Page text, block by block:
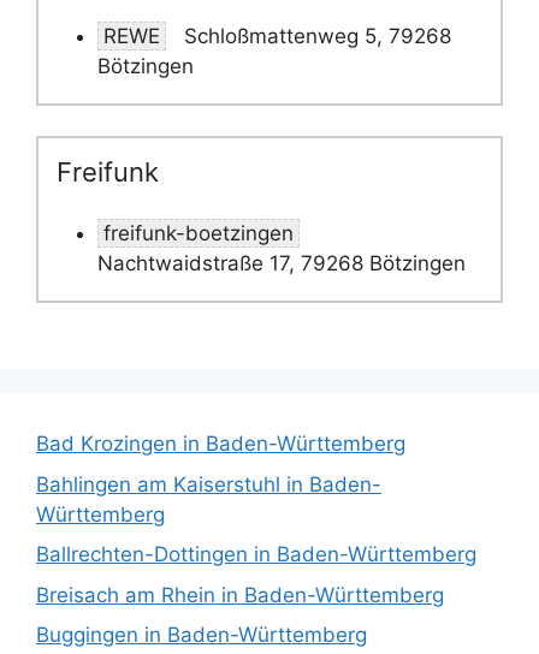
REWE
Schloßmattenweg 5, 79268
Bötzingen
Freifunk
freifunk-boetzingen
Nachtwaidstraße 17, 79268 Bötzingen
Bad Krozingen in Baden-Württemberg
Bahlingen am Kaiserstuhl in Baden-
Württemberg
Ballrechten-Dottingen in Baden-Württemberg
Breisach am Rhein in Baden-Württemberg
Buggingen in Baden-Württemberg